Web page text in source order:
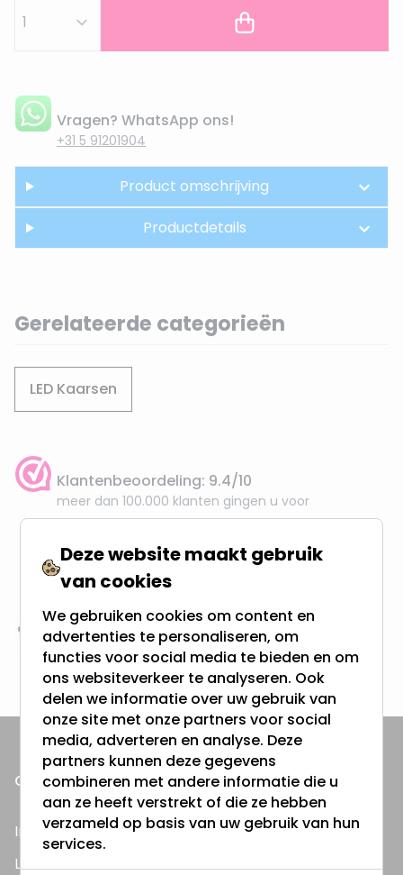
Vragen? WhatsApp ons!
+31 5 91201904
Product omschrijving
Productdetails
Gerelateerde categorieën
LED Kaarsen
Klantenbeoordeling: 9.4/10
meer dan 100.000 klanten gingen u voor
Gratis verzending + snel geleverd
Vanaf EUR100,- naar NL & BE
& 100 dagen recht op retour
Altijd uit eigen voorraad
3000m2 - 60.000+ Producten
ONZE PRODUCTEN
Inbouwspots
LED Lampen
Deze website maakt gebruik
van cookies
We gebruiken cookies om content en
advertenties te personaliseren, om
functies voor social media te bieden en om
ons websiteverkeer te analyseren. Ook
delen we informatie over uw gebruik van
onze site met onze partners voor social
media, adverteren en analyse. Deze
partners kunnen deze gegevens
combineren met andere informatie die u
aan ze heeft verstrekt of die ze hebben
verzameld op basis van uw gebruik van hun
services.